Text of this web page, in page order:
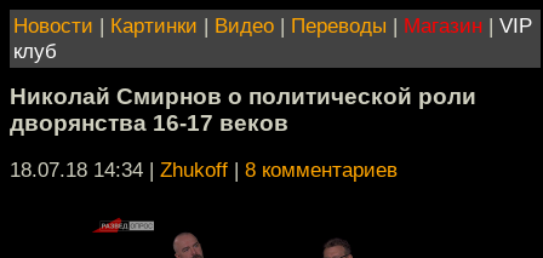
Новости | Картинки | Видео | Переводы | Магазин | VIP
клуб
Николай Смирнов о политической роли
дворянства 16-17 веков
18.07.18 14:34 | Zhukoff | 8 комментариев